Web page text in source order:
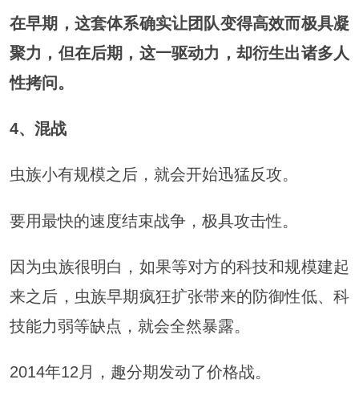
在早期，这套体系确实让团队变得高效而极具凝
聚力，但在后期，这一驱动力，却衍生出诸多人
性拷问。
4、 混战
虫族小有规模之后，就会开始迅猛反攻。
要用最快的速度结束战争，极具攻击性。
因为虫族很明白，如果等对方的科技和规模建起
来之后，虫族早期疯狂扩张带来的防御性低、科
技能力弱等缺点，就会全然暴露。
2014年12月，趣分期发动了价格战。